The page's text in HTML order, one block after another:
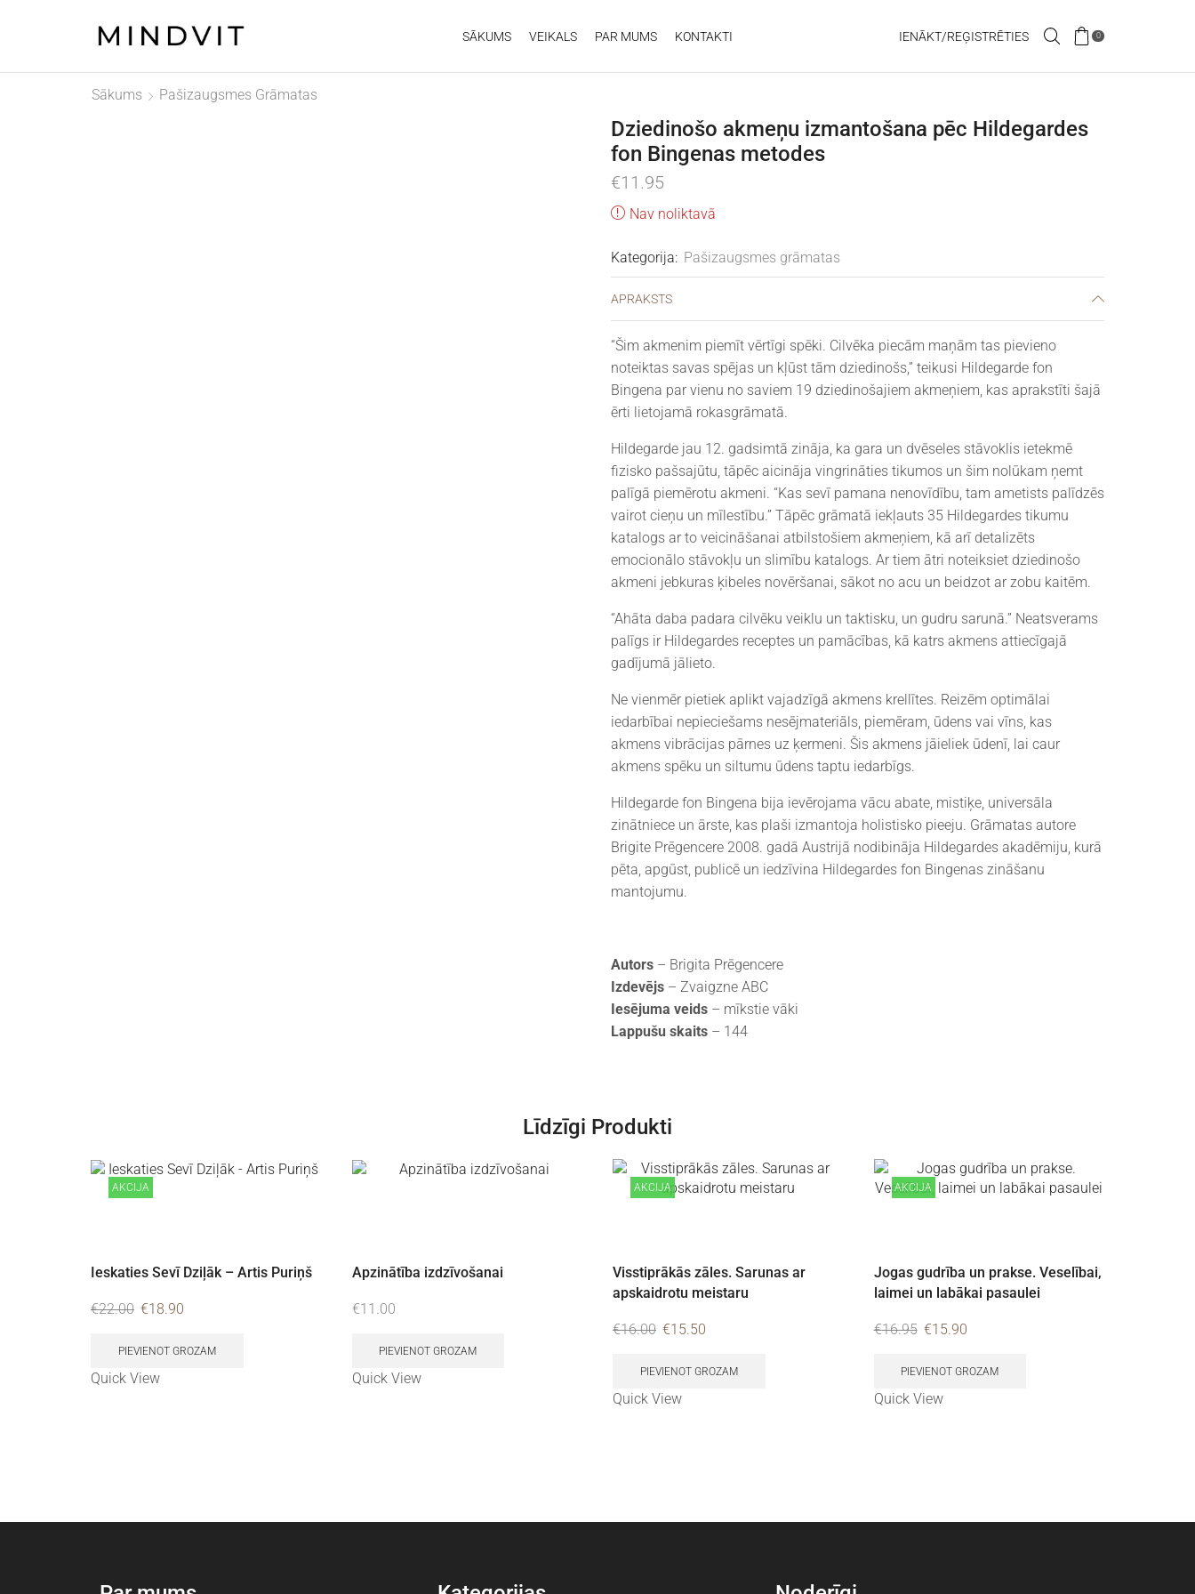
SĀKUMS VEIKALS PAR MUMS KONTAKTI IENĀKT/REĢISTRĒTIES 0
Sākums Pašizaugsmes Grāmatas
Dziedinošo akmeņu izmantošana pēc Hildegardes
fon Bingenas metodes
€11.95
Nav noliktavā
Kategorija: Pašizaugsmes grāmatas
APRAKSTS
“Šim akmenim piemīt vērtīgi spēki. Cilvēka piecām maņām tas pievieno
noteiktas savas spējas un kļūst tām dziedinošs,” teikusi Hildegarde fon
Bingena par vienu no saviem 19 dziedinošajiem akmeņiem, kas aprakstīti šajā
ērti lietojamā rokasgrāmatā.
Hildegarde jau 12. gadsimtā zināja, ka gara un dvēseles stāvoklis ietekmē
fizisko pašsajūtu, tāpēc aicināja vingrināties tikumos un šim nolūkam ņemt
palīgā piemērotu akmeni. “Kas sevī pamana nenovīdību, tam ametists palīdzēs
vairot cieņu un mīlestību.” Tāpēc grāmatā iekļauts 35 Hildegardes tikumu
katalogs ar to veicināšanai atbilstošiem akmeņiem, kā arī detalizēts
emocionālo stāvokļu un slimību katalogs. Ar tiem ātri noteiksiet dziedinošo
akmeni jebkuras ķibeles novēršanai, sākot no acu un beidzot ar zobu kaitēm.
“Ahāta daba padara cilvēku veiklu un taktisku, un gudru sarunā.” Neatsverams
palīgs ir Hildegardes receptes un pamācības, kā katrs akmens attiecīgajā
gadījumā jālieto.
Ne vienmēr pietiek aplikt vajadzīgā akmens krellītes. Reizēm optimālai
iedarbībai nepieciešams nesējmateriāls, piemēram, ūdens vai vīns, kas
akmens vibrācijas pārnes uz ķermeni. Šis akmens jāieliek ūdenī, lai caur
akmens spēku un siltumu ūdens taptu iedarbīgs.
Hildegarde fon Bingena bija ievērojama vācu abate, mistiķe, universāla
zinātniece un ārste, kas plaši izmantoja holistisko pieeju. Grāmatas autore
Brigite Prēgencere 2008. gadā Austrijā nodibināja Hildegardes akadēmiju, kurā
pēta, apgūst, publicē un iedzīvina Hildegardes fon Bingenas zināšanu
mantojumu.
Autors – Brigita Prēgencere
Izdevējs – Zvaigzne ABC
Iesējuma veids – mīkstie vāki
Lappušu skaits – 144
Līdzīgi Produkti
AKCIJA
Ieskaties Sevī Dziļāk – Artis Puriņš
€22.00 €18.90
PIEVIENOT GROZAM
Quick View
Apzinātība izdzīvošanai
€11.00
PIEVIENOT GROZAM
Quick View
AKCIJA
Visstiprākās zāles. Sarunas ar
apskaidrotu meistaru
€16.00 €15.50
PIEVIENOT GROZAM
Quick View
AKCIJA
Jogas gudrība un prakse. Veselībai,
laimei un labākai pasaulei
€16.95 €15.90
PIEVIENOT GROZAM
Quick View